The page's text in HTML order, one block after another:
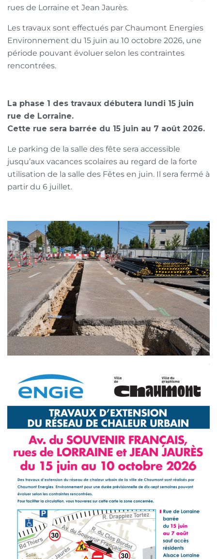
rues de Lorraine et Jean Jaurès.
Les travaux sont effectués par Chaumont Energies
Environnement du 15 juin au 10 octobre 2026, une
période pouvant évoluer selon les contraintes
rencontrées.
La phase 1 des travaux débutera lundi 15 juin
rue de Lorraine.
Cette rue sera barrée du 15 juin au 7 août 2026.
Le parking de la salle des fête sera accessible
jusqu’aux vacances scolaires au regard de la forte
utilisation de la salle des Fêtes en juin. Il sera fermé à
partir du 6 juillet.